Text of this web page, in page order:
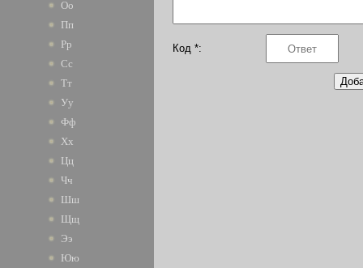
Оо
Пп
Рр
Сс
Тт
Уу
Фф
Хх
Цц
Чч
Шш
Щщ
Ээ
Юю
Код *: